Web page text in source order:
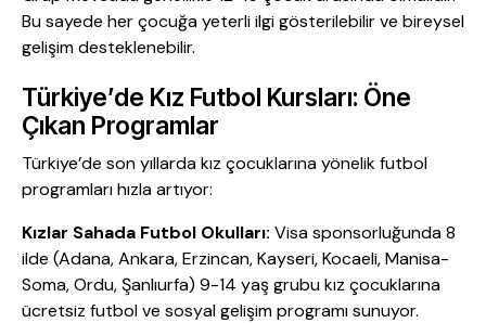
Bu sayede her çocuğa yeterli ilgi gösterilebilir ve bireysel
gelişim desteklenebilir.
Türkiye’de Kız Futbol Kursları: Öne
Çıkan Programlar
Türkiye’de son yıllarda kız çocuklarına yönelik futbol
programları hızla artıyor:
Kızlar Sahada Futbol Okulları: Visa sponsorluğunda 8
ilde (Adana, Ankara, Erzincan, Kayseri, Kocaeli, Manisa-
Soma, Ordu, Şanlıurfa) 9-14 yaş grubu kız çocuklarına
ücretsiz futbol ve sosyal gelişim programı sunuyor.